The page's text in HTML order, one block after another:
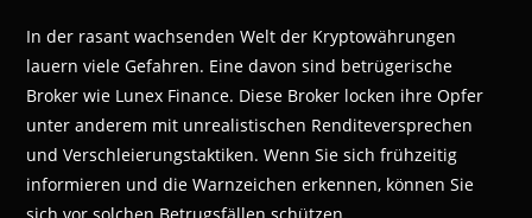
In der rasant wachsenden Welt der Kryptowährungen
lauern viele Gefahren. Eine davon sind betrügerische
Broker wie Lunex Finance. Diese Broker locken ihre Opfer
unter anderem mit unrealistischen Renditeversprechen
und Verschleierungstaktiken. Wenn Sie sich frühzeitig
informieren und die Warnzeichen erkennen, können Sie